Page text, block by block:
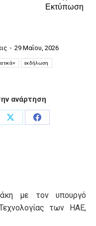
Εκτύπωση
29 Μαΐου, 2026
εκδήλωση
ανάρτηση
Share
Share
με τον υπουργό
των ΗΑΕ,